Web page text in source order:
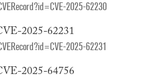
2025-62230
2025-62231
2025-62231
2025-64756